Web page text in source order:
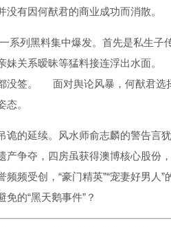
没有因何猷君的商业成功而消散。
系列黑料集中爆发。首先是私生
妹关系暧昧等猛料接连浮出水面。
没签。
面对舆论风暴，何猷君
。
诡的延续。风水师俞志麟的警告言
产争夺，四房虽获得澳博核心股份
频频受创，“豪门精英”“宠妻好男
的“黑天鹅事件”？